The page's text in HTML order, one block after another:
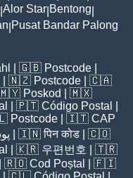
Alor Star Bentong
Pusat Bandar Palong
| 🇬🇧 Postcode
| 🇳🇿 Postcode | 🇨🇦
🇲🇾 Poskod
| 🇲🇽
| 🇵🇹 Código Postal
Postcode | 🇮🇹 CAP
| 🇮🇳पिन कोड | 🇨🇴
| 🇰🇷 우편번호
| 🇹🇷
| 🇷🇴 Cod Poștal
| 🇫🇮